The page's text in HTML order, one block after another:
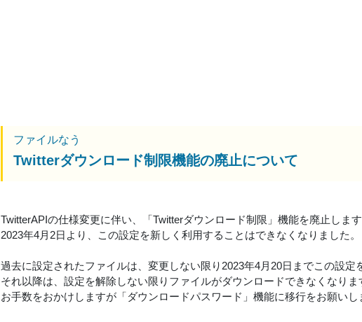
ファイルなう
Twitterダウンロード制限機能の廃止について
TwitterAPIの仕様変更に伴い、「Twitterダウンロード制限」機能を廃止します
2023年4月2日より、この設定を新しく利用することはできなくなりました。
過去に設定されたファイルは、変更しない限り2023年4月20日までこの設定
それ以降は、設定を解除しない限りファイルがダウンロードできなくなりま
お手数をおかけしますが「ダウンロードパスワード」機能に移行をお願いし